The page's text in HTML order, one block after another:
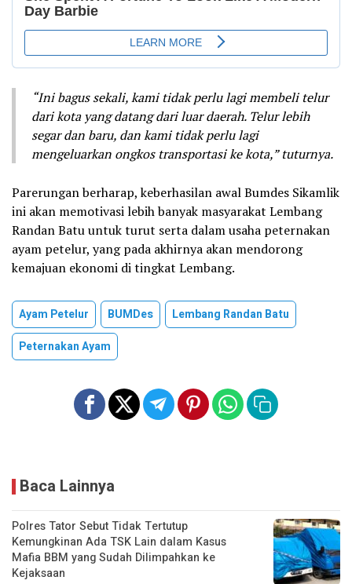
“Ini bagus sekali, kami tidak perlu lagi membeli telur
dari kota yang datang dari luar daerah. Telur lebih
segar dan baru, dan kami tidak perlu lagi
mengeluarkan ongkos transportasi ke kota,” tuturnya.
Parerungan berharap, keberhasilan awal Bumdes Sikamlik
ini akan memotivasi lebih banyak masyarakat Lembang
Randan Batu untuk turut serta dalam usaha peternakan
ayam petelur, yang pada akhirnya akan mendorong
kemajuan ekonomi di tingkat Lembang.
Ayam Petelur BUMDes
Lembang Randan Batu
Peternakan Ayam
Baca Lainnya
Polres Tator Sebut Tidak Tertutup
Kemungkinan Ada TSK Lain dalam Kasus
Mafia BBM yang Sudah Dilimpahkan ke
Kejaksaan